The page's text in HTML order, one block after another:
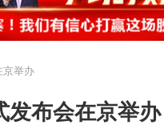
京举办
发布会在京举办